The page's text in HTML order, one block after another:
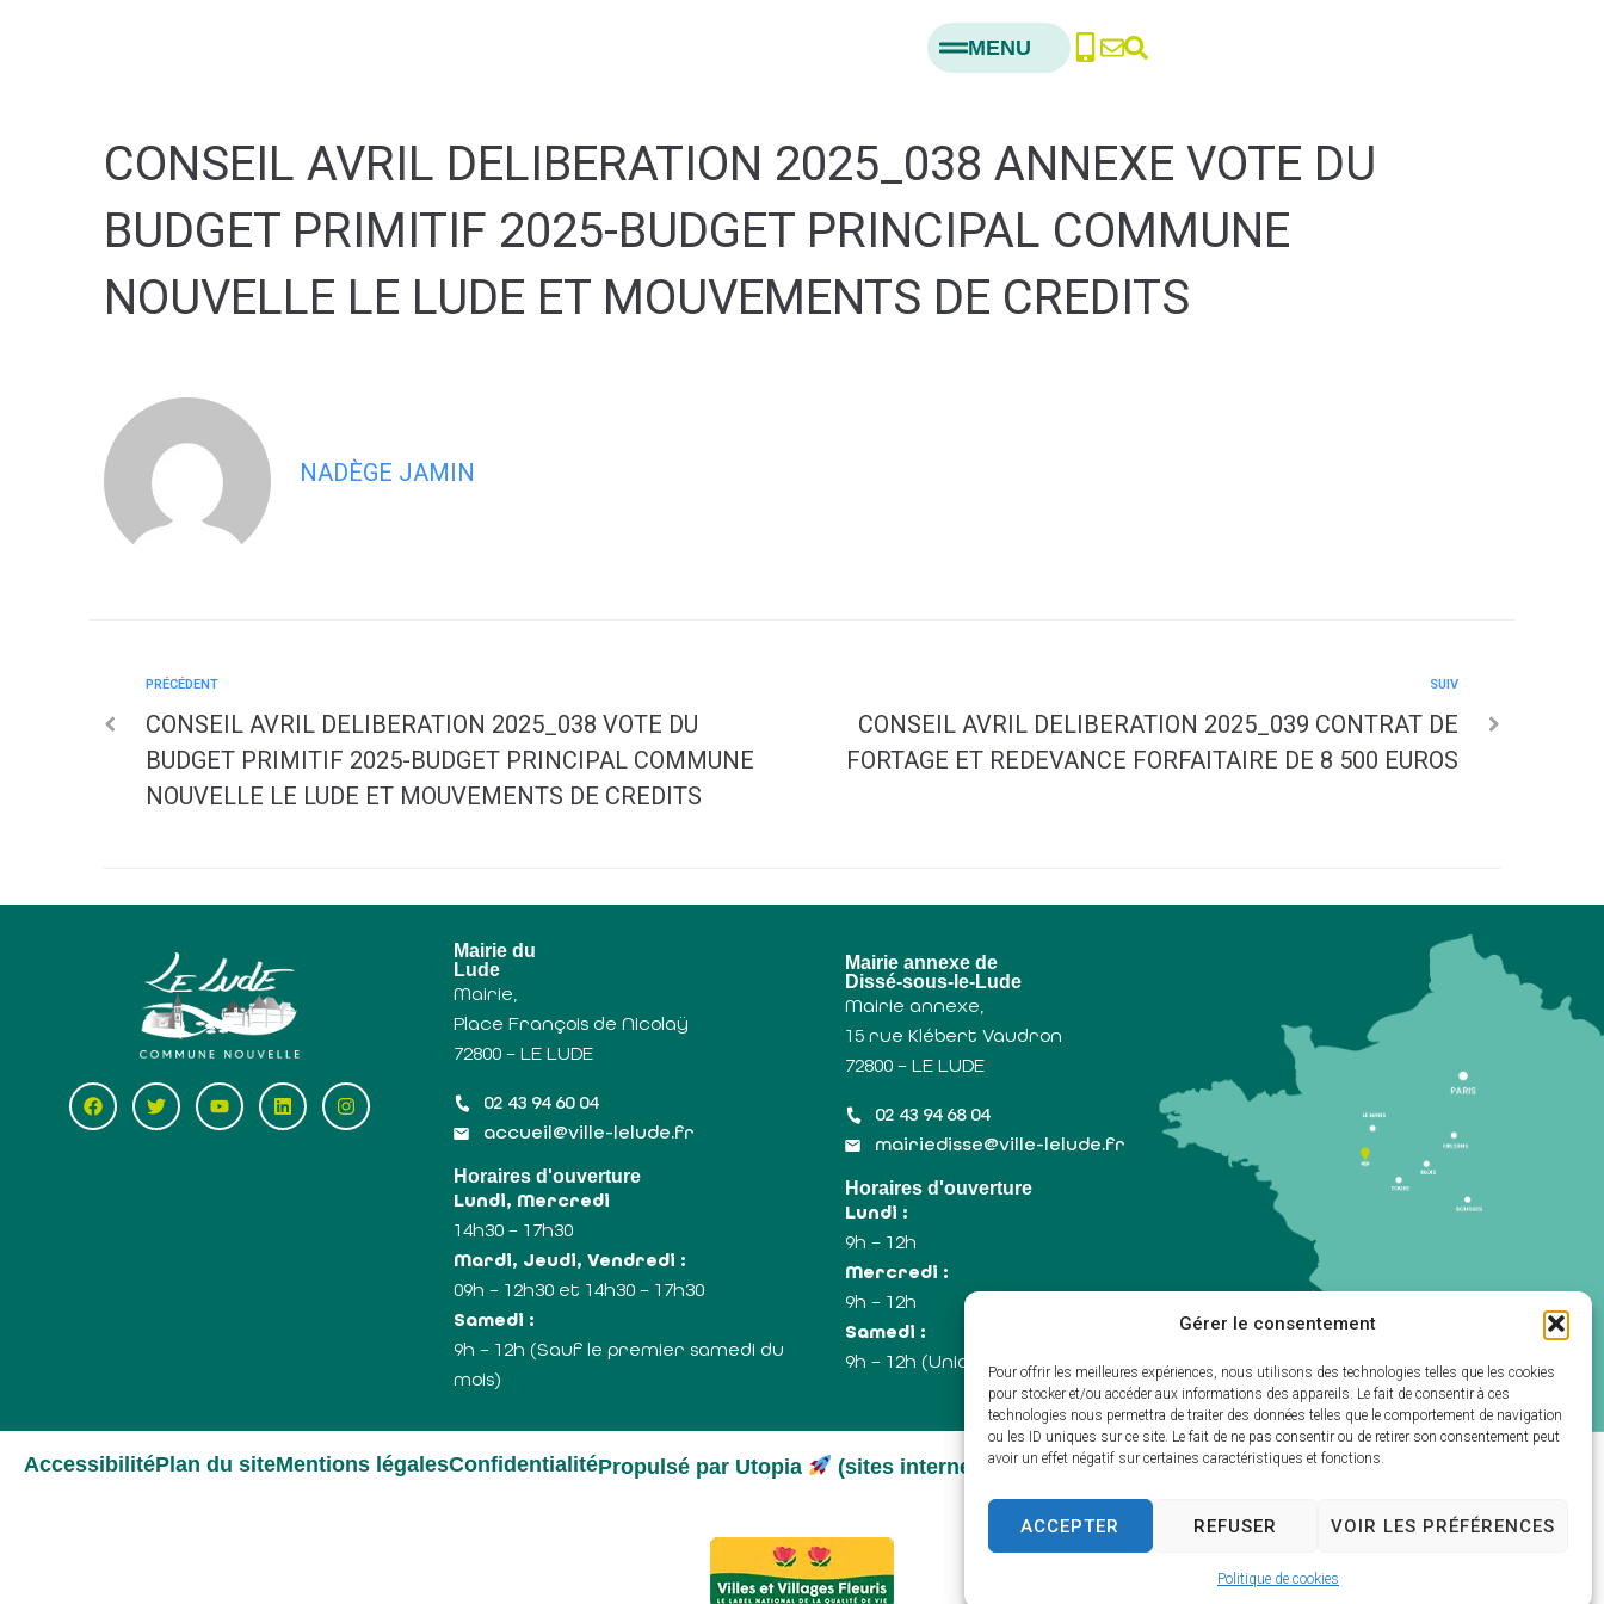
Gérer le consentement
Pour offrir les meilleures expériences, nous utilisons des technologies telles que les cookies
pour stocker et/ou accéder aux informations des appareils. Le fait de consentir à ces
technologies nous permettra de traiter des données telles que le comportement de navigation
ou les ID uniques sur ce site. Le fait de ne pas consentir ou de retirer son consentement peut
avoir un effet négatif sur certaines caractéristiques et fonctions.
ACCEPTER REFUSER VOIR LES PRÉFÉRENCES
Politique de cookies
MENU
CONSEIL AVRIL DELIBERATION 2025_038 ANNEXE VOTE DU
BUDGET PRIMITIF 2025-BUDGET PRINCIPAL COMMUNE
NOUVELLE LE LUDE ET MOUVEMENTS DE CREDITS
NADÈGE JAMIN
PRÉCÉDENT
CONSEIL AVRIL DELIBERATION 2025_038 VOTE DU
BUDGET PRIMITIF 2025-BUDGET PRINCIPAL COMMUNE
NOUVELLE LE LUDE ET MOUVEMENTS DE CREDITS
SUIV
CONSEIL AVRIL DELIBERATION 2025_039 CONTRAT DE
FORTAGE ET REDEVANCE FORFAITAIRE DE 8 500 EUROS
Mairie du
Lude
Mairie,
Place François de Nicolaÿ
72800 – LE LUDE
02 43 94 60 04
accueil@ville-lelude.fr
Horaires d'ouverture
Lundi, Mercredi
14h30 – 17h30
Mardi, Jeudi, Vendredi :
09h – 12h30 et 14h30 – 17h30
Samedi :
9h – 12h (Sauf le premier samedi du
mois)
Mairie annexe de
Dissé-sous-le-Lude
Mairie annexe,
15 rue Klébert Vaudron
72800 – LE LUDE
02 43 94 68 04
mairiedisse@ville-lelude.fr
Horaires d'ouverture
Lundi :
9h – 12h
Mercredi :
9h – 12h
Samedi :
9h – 12h (Uniquement le 1er samedi du mois)
AccessibilitéPlan du siteMentions légalesConfidentialitéPropulsé par Utopia (sites internet de collectivités & GRC/GRU)